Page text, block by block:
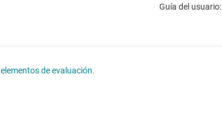
Guía del usuario:
de evaluación.